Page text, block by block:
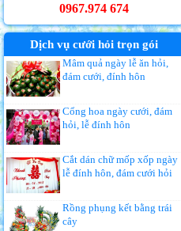
0967.974 674
Dịch vụ cưới hỏi trọn gói
Mâm quả ngày lễ ăn hỏi,
đám cưới, đính hôn
Cổng hoa ngày cưới, đám
hỏi, lễ đính hôn
Cắt dán chữ mốp xốp ngày
lễ đính hôn, đám cưới hỏi
Rồng phụng kết bằng trái
cây